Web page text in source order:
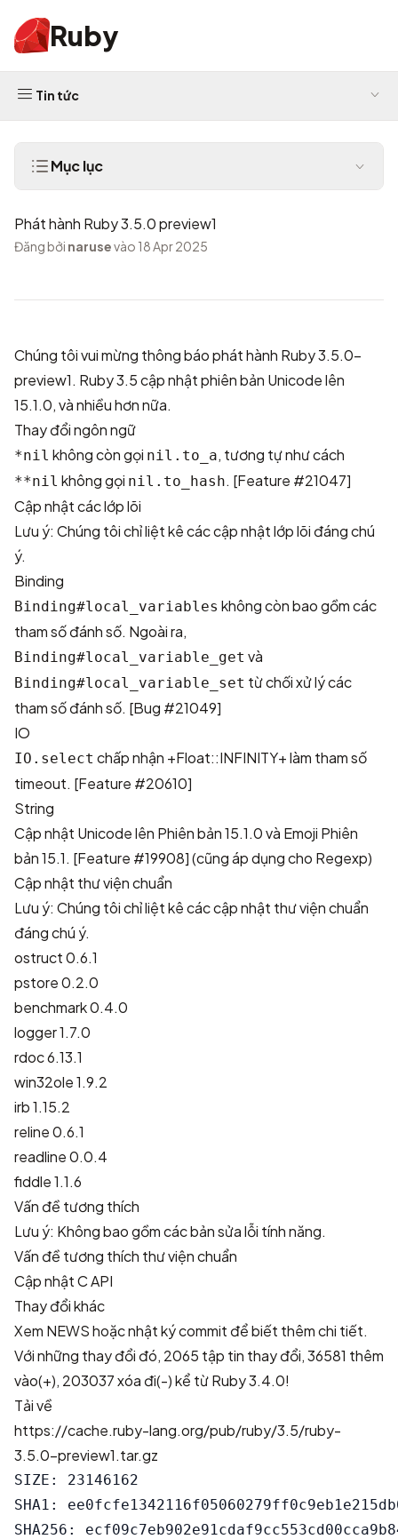
Ruby
Tin tức
Mục lục
Phát hành Ruby 3.5.0 preview1
Đăng bởi narusevào 18 Apr 2025
Chúng tôi vui mừng thông báo phát hành Ruby 3.5.0-
preview1. Ruby 3.5 cập nhật phiên bản Unicode lên
15.1.0, và nhiều hơn nữa.
Thay đổi ngôn ngữ
*nil không còn gọi nil.to_a, tương tự như cách
**nil không gọi nil.to_hash. [Feature #21047]
Cập nhật các lớp lõi
Lưu ý: Chúng tôi chỉ liệt kê các cập nhật lớp lõi đáng chú
ý.
Binding
Binding#local_variables không còn bao gồm các
tham số đánh số. Ngoài ra,
Binding#local_variable_get và
Binding#local_variable_set từ chối xử lý các
tham số đánh số. [Bug #21049]
IO
IO.select chấp nhận +Float::INFINITY+ làm tham số
timeout. [Feature #20610]
String
Cập nhật Unicode lên Phiên bản 15.1.0 và Emoji Phiên
bản 15.1. [Feature #19908] (cũng áp dụng cho Regexp)
Cập nhật thư viện chuẩn
Lưu ý: Chúng tôi chỉ liệt kê các cập nhật thư viện chuẩn
đáng chú ý.
ostruct 0.6.1
pstore 0.2.0
benchmark 0.4.0
logger 1.7.0
rdoc 6.13.1
win32ole 1.9.2
irb 1.15.2
reline 0.6.1
readline 0.0.4
fiddle 1.1.6
Vấn đề tương thích
Lưu ý: Không bao gồm các bản sửa lỗi tính năng.
Vấn đề tương thích thư viện chuẩn
Cập nhật C API
Thay đổi khác
Xem NEWShoặcnhật ký commit để biết thêm chi tiết.
Với những thay đổi đó, 2065 tập tin thay đổi, 36581 thêm
vào(+), 203037 xóa đi(-)kể từ Ruby 3.4.0!
Tải về
https://cache.ruby-lang.org/pub/ruby/3.5/ruby-
3.5.0-preview1.tar.gz
SIZE: 23146162
SHA1:
SHA256: